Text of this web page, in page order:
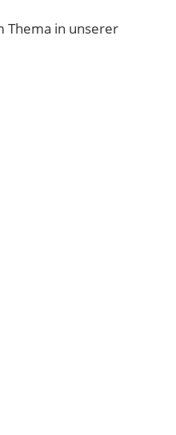
Thema in unserer